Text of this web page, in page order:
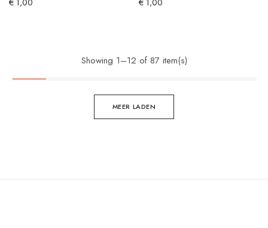
€ 1,00
€1,00
Showing 1–12 of 87 item(s)
MEER LADEN